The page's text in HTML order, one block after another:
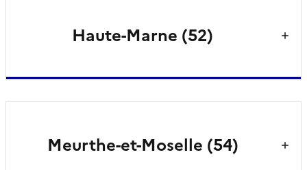
Haute-Marne (52)
Meurthe-et-Moselle (54)